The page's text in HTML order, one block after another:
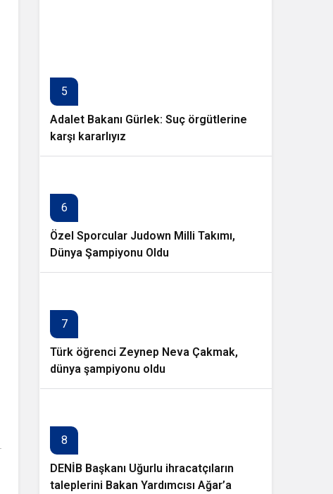
5
Adalet Bakanı Gürlek: Suç örgütlerine
karşı kararlıyız
6
Özel Sporcular Judown Milli Takımı,
Dünya Şampiyonu Oldu
7
Türk öğrenci Zeynep Neva Çakmak,
dünya şampiyonu oldu
8
DENİB Başkanı Uğurlu ihracatçıların
taleplerini Bakan Yardımcısı Ağar’a